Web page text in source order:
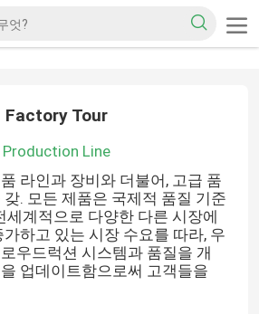
Factory Tour
Production Line
라인과 장비와 더불어, 고급 품
. 모든 제품은 국제적 품질 기준
세계적으로 다양한 다른 시장에
하고 있는 시장 수요를 따라, 우
우드럭션 시스템과 품질을 개
업데이트함으로써 고객들을